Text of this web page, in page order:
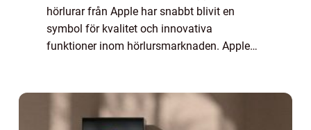
hörlurar från Apple har snabbt blivit en
symbol för kvalitet och innovativa
funktioner inom hörlursmarknaden. Apple